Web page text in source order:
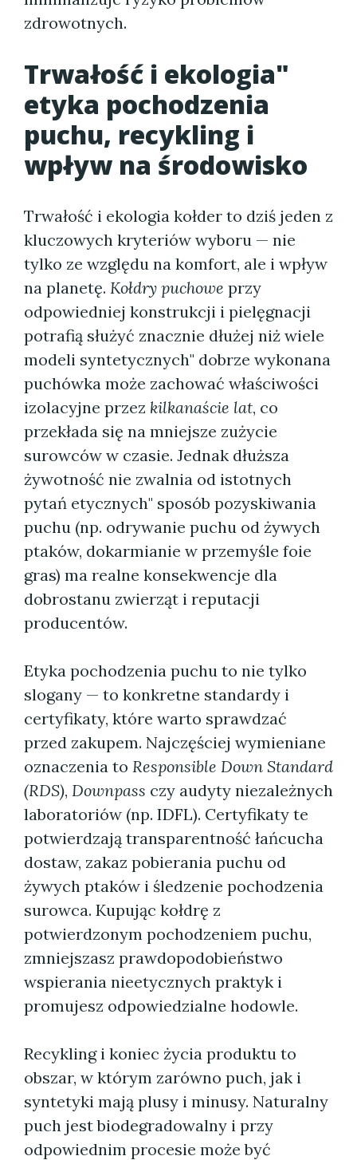
zdrowotnych.
Trwałość i ekologia"
etyka pochodzenia
puchu, recykling i
wpływ na środowisko
Trwałość i ekologia kołder to dziś jeden z
kluczowych kryteriów wyboru — nie
tylko ze względu na komfort, ale i wpływ
na planetę. Kołdry puchowe przy
odpowiedniej konstrukcji i pielęgnacji
potrafią służyć znacznie dłużej niż wiele
modeli syntetycznych" dobrze wykonana
puchówka może zachować właściwości
izolacyjne przez kilkanaście lat, co
przekłada się na mniejsze zużycie
surowców w czasie. Jednak dłuższa
żywotność nie zwalnia od istotnych
pytań etycznych" sposób pozyskiwania
puchu (np. odrywanie puchu od żywych
ptaków, dokarmianie w przemyśle foie
gras) ma realne konsekwencje dla
dobrostanu zwierząt i reputacji
producentów.
Etyka pochodzenia puchu to nie tylko
slogany — to konkretne standardy i
certyfikaty, które warto sprawdzać
przed zakupem. Najczęściej wymieniane
oznaczenia to Responsible Down Standard
(RDS), Downpass czy audyty niezależnych
laboratoriów (np. IDFL). Certyfikaty te
potwierdzają transparentność łańcucha
dostaw, zakaz pobierania puchu od
żywych ptaków i śledzenie pochodzenia
surowca. Kupując kołdrę z
potwierdzonym pochodzeniem puchu,
zmniejszasz prawdopodobieństwo
wspierania nieetycznych praktyk i
promujesz odpowiedzialne hodowle.
Recykling i koniec życia produktu to
obszar, w którym zarówno puch, jak i
syntetyki mają plusy i minusy. Naturalny
puch jest biodegradowalny i przy
odpowiednim procesie może być